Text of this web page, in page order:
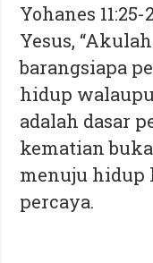
Yohanes
Yesus,
barangsiapa
hidup
adalah dasar
kematian
menuju hidup
percaya.